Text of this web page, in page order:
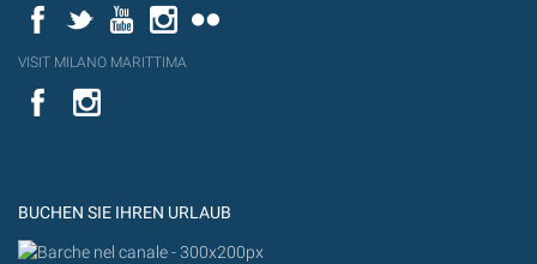
FacebookTwitterYouTubeInstagram
VISIT MILANO MARITTIMA
YouTube
BUCHEN SIE IHREN URLAUB